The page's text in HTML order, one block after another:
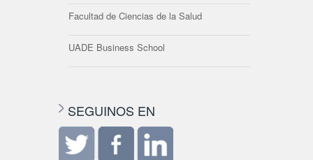
Facultad de Ciencias de la Salud
UADE Business School
SEGUINOS EN